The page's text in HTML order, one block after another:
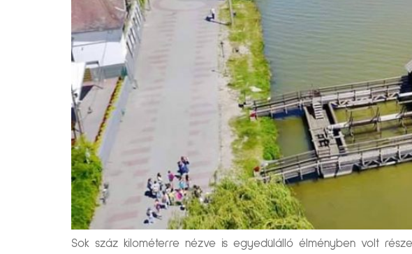
Sok száz kilométerre nézve is egyedülálló élményben volt